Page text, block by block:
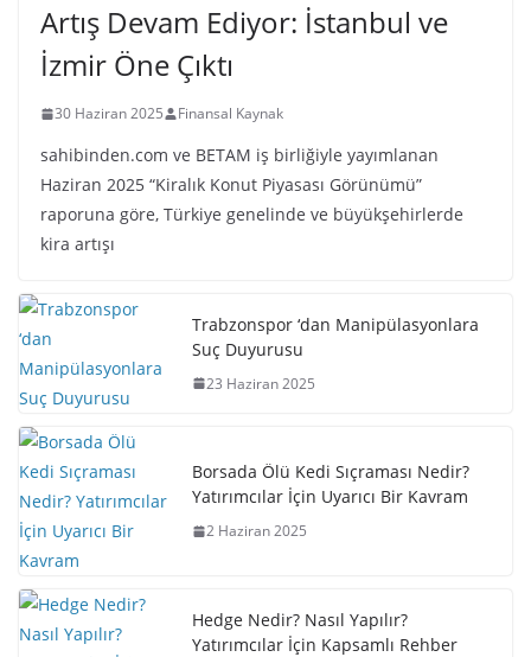
Artış Devam Ediyor: İstanbul ve
İzmir Öne Çıktı
30 Haziran 2025 Finansal Kaynak
sahibinden.com ve BETAM iş birliğiyle yayımlanan
Haziran 2025 “Kiralık Konut Piyasası Görünümü”
raporuna göre, Türkiye genelinde ve büyükşehirlerde
kira artışı
Trabzonspor ‘dan Manipülasyonlara
Suç Duyurusu
23 Haziran 2025
Borsada Ölü Kedi Sıçraması Nedir?
Yatırımcılar İçin Uyarıcı Bir Kavram
2 Haziran 2025
Hedge Nedir? Nasıl Yapılır?
Yatırımcılar İçin Kapsamlı Rehber